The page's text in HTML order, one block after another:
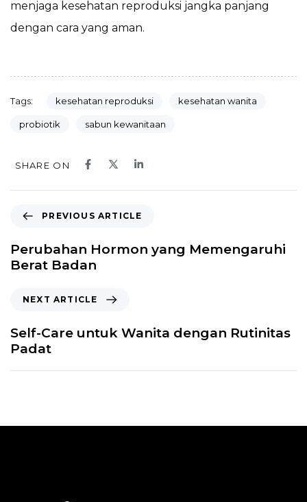
menjaga kesehatan reproduksi jangka panjang
dengan cara yang aman.
Tags: kesehatan reproduksi kesehatan wanita
probiotik sabun kewanitaan
SHARE ON
PREVIOUS ARTICLE
Perubahan Hormon yang Memengaruhi
Berat Badan
NEXT ARTICLE
Self-Care untuk Wanita dengan Rutinitas
Padat